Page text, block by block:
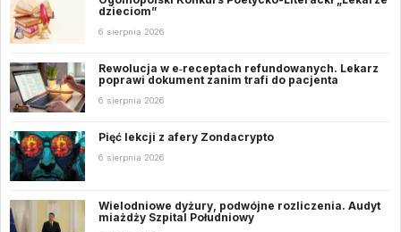
dzieciom”
6 sierpnia 2026
Rewolucja w e‑receptach refundowanych. Lekarz
poprawi dokument zanim trafi do pacjenta
6 sierpnia 2026
Pięć lekcji z afery Zondacrypto
6 sierpnia 2026
Wielodniowe dyżury, podwójne rozliczenia. Audyt
miażdży Szpital Południowy